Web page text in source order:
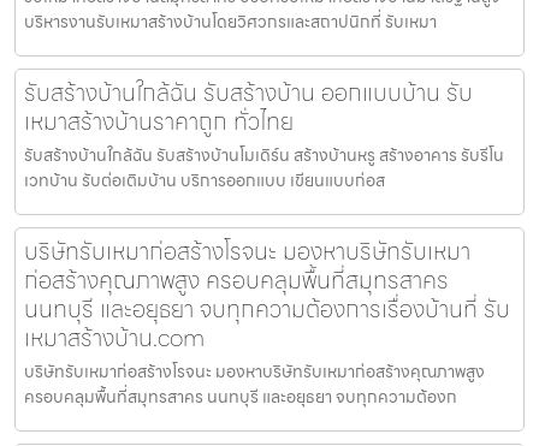
บริหารงานรับเหมาสร้างบ้านโดยวิศวกรและสถาปนิกที่ รับเหมา
รับสร้างบ้านใกล้ฉัน รับสร้างบ้าน ออกแบบบ้าน รับ
เหมาสร้างบ้านราคาถูก ทั่วไทย
รับสร้างบ้านใกล้ฉัน รับสร้างบ้านโมเดิร์น สร้างบ้านหรู สร้างอาคาร รับรีโน
เวทบ้าน รับต่อเติมบ้าน บริการออกแบบ เขียนแบบก่อส
บริษัทรับเหมาก่อสร้างโรจนะ มองหาบริษัทรับเหมา
ก่อสร้างคุณภาพสูง ครอบคลุมพื้นที่สมุทรสาคร
นนทบุรี และอยุธยา จบทุกความต้องการเรื่องบ้านที่ รับ
เหมาสร้างบ้าน.com
บริษัทรับเหมาก่อสร้างโรจนะ มองหาบริษัทรับเหมาก่อสร้างคุณภาพสูง
ครอบคลุมพื้นที่สมุทรสาคร นนทบุรี และอยุธยา จบทุกความต้องก